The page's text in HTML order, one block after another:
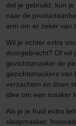
dat je gebruikt, kun
naar de
arm om er zeker van
Wil je echter extra
doorgebracht? Of wil
gezichtsmasker de
gezichtsmaskers van
verzachten en doen
idee om een masker
Als je je huid extra
slaapmasker.